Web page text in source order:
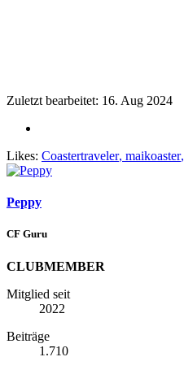
Zuletzt bearbeitet: 16. Aug 2024
Likes: Coastertraveler, maikoaster,
Peppy
CF Guru
CLUBMEMBER
Mitglied seit
2022
Beiträge
1.710